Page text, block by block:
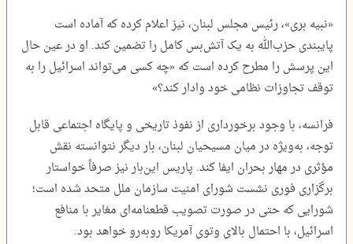
«نبیه بری»، رئیس مجلس لبنان، نیز اعلام کرده که آماده است
پایبندی حزب‌الله به یک آتش‌بس کامل را تضمین کند. او در عین حال
این پرسش را مطرح کرده است که «چه کسی می‌تواند اسرائیل را به
توقف تجاوزات نظامی خود وادار کند؟»
فرانسه، با وجود برخورداری از نفوذ تاریخی و پایگاه اجتماعی قابل
توجه، به‌ویژه در میان مسیحیان لبنان، بار دیگر نتوانسته نقش
مؤثری در مهار بحران ایفا کند. پاریس این‌بار نیز صرفاً خواستار
برگزاری فوری نشست شورای امنیت سازمان ملل متحد شده است؛
شورایی که حتی در صورت تصویب قطعنامه‌ای مغایر با منافع
اسرائیل، با احتمال بالای وتوی آمریکا روبه‌رو خواهد بود.